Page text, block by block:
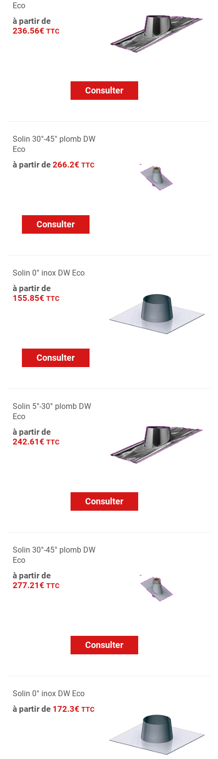
Eco
à partir de
236.56€ TTC
Consulter
Solin 30°-45° plomb DW
Eco
à partir de 266.2€ TTC
Consulter
Solin 0° inox DW Eco
à partir de
155.85€ TTC
Consulter
Solin 5°-30° plomb DW
Eco
à partir de
242.61€ TTC
Consulter
Solin 30°-45° plomb DW
Eco
à partir de
277.21€ TTC
Consulter
Solin 0° inox DW Eco
à partir de 172.3€ TTC